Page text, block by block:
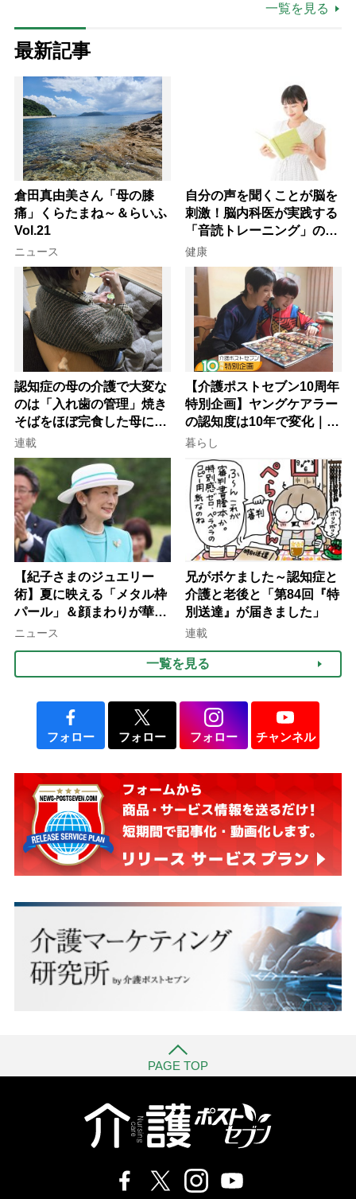
一覧を見る
最新記事
倉田真由美さん「母の膝
痛」くらたまね～＆らいふ
Vol.21
ニュース
自分の声を聞くことが脳を
刺激！脳内科医が実践する
「音読トレーニング」の極
意
健康
認知症の母の介護で大変な
のは「入れ歯の管理」焼き
そばをほぼ完食した母に息
子が血の気が引いた理由
連載
【介護ポストセブン10周年
特別企画】ヤングケアラー
の認知度は10年で変化｜流
行語大賞にノミネート、法
律にも明記されたが果たし
て現在は？
暮らし
【紀子さまのジュエリー
術】夏に映える「メタル枠
パール」＆顔まわりが華や
ぐ「揺れる一粒」の使い分
ニュース
兄がボケました～認知症と
介護と老後と「第84回『特
別送達』が届きました」
連載
一覧を見る
フォロー フォロー フォロー チャンネル
PAGE TOP